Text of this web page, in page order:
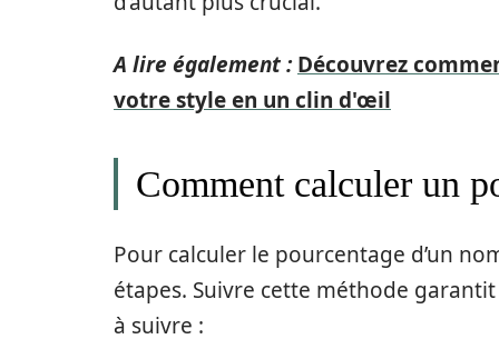
A lire également : Découvrez
votre style en un clin d'œil
Comment calculer un
Pour calculer le pourcentage d’un
étapes. Suivre cette méthode
à suivre :